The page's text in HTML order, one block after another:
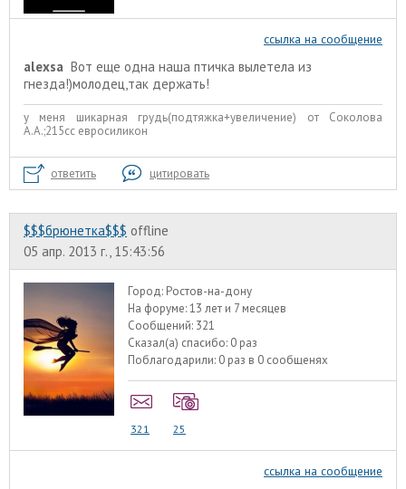
ссылка на сообщение
alexsa Вот еще одна наша птичка вылетела из
гнезда!)молодец,так держать!
у меня шикарная грудь(подтяжка+увеличение) от Соколова
А.А.;215сс евросиликон
ответить цитировать
$$$брюнетка$$$ offline
05 апр. 2013 г., 15:43:56
Город: Ростов-на-дону
На форуме:13 лет и 7 месяцев
Сообщений: 321
Сказал(а) спасибо: 0 раз
Поблагодарили: 0 раз в 0 сообщенях
321 25
ссылка на сообщение